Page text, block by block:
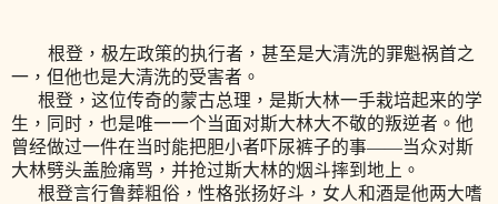
根登，极左政策的执行者，甚至是大清洗的罪魁祸首之
一，但他也是大清洗的受害者。
根登， 这位传奇的蒙古总理，是斯大林一手栽培起来的学
生，同时，也是唯一一个当面对斯大林大不敬的叛逆者。他
曾经做过一件在当时能把胆小者吓尿裤子的事——当众对斯
大林劈头盖脸痛骂，并抢过斯大林的烟斗摔到地上。
根登言行鲁葬粗俗，性格张扬好斗，女人和酒是他两大嗜